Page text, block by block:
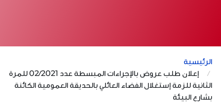
الرئيسية
إعلان طلب عروض بالإجراءات المبسطة عدد 02/2021 للمرة
الثانية للزمة إستغلال الفضاء العائلي بالحديقة العمومية الكائنة
بشارع البيئة